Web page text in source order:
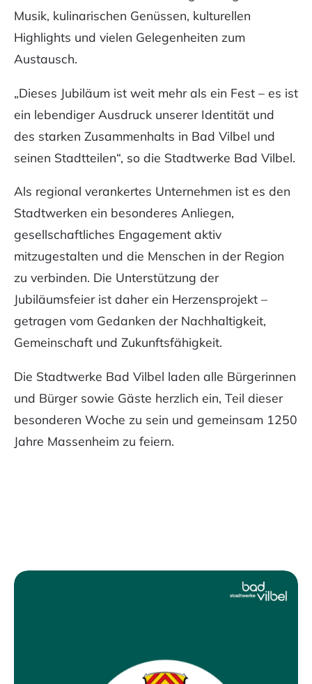
Musik, kulinarischen Genüssen, kulturellen
Highlights und vielen Gelegenheiten zum
Austausch.
„Dieses Jubiläum ist weit mehr als ein Fest – es ist
ein lebendiger Ausdruck unserer Identität und
des starken Zusammenhalts in Bad Vilbel und
seinen Stadtteilen“, so die Stadtwerke Bad Vilbel.
Als regional verankertes Unternehmen ist es den
Stadtwerken ein besonderes Anliegen,
gesellschaftliches Engagement aktiv
mitzugestalten und die Menschen in der Region
zu verbinden. Die Unterstützung der
Jubiläumsfeier ist daher ein Herzensprojekt –
getragen vom Gedanken der Nachhaltigkeit,
Gemeinschaft und Zukunftsfähigkeit.
Die Stadtwerke Bad Vilbel laden alle Bürgerinnen
und Bürger sowie Gäste herzlich ein, Teil dieser
besonderen Woche zu sein und gemeinsam 1250
Jahre Massenheim zu feiern.